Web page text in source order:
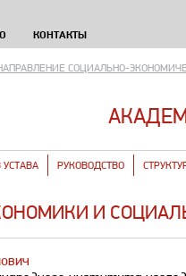
КОНТАКТЫ
СОЦИАЛЬНО-
УСТАВА РУКОВОДСТВО
И